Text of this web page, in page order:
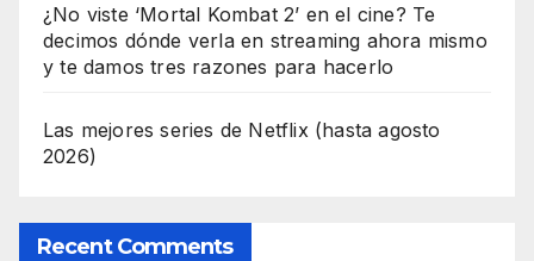
¿No viste ‘Mortal Kombat 2’ en el cine? Te
decimos dónde verla en streaming ahora mismo
y te damos tres razones para hacerlo
Las mejores series de Netflix (hasta agosto
2026)
Recent Comments